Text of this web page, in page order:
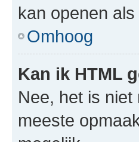
kan openen
Omhoog
Kan ik HTML
Nee, het is
meeste